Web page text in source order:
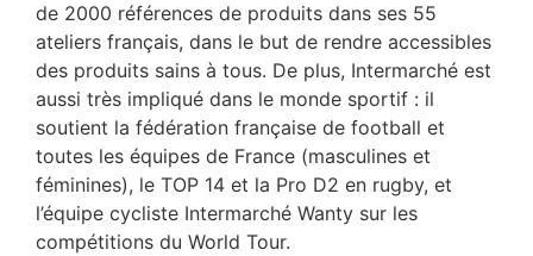
de 2000 références de produits dans ses 55
ateliers français, dans le but de rendre accessibles
des produits sains à tous. De plus, Intermarché est
aussi très impliqué dans le monde sportif : il
soutient la fédération française de football et
toutes les équipes de France (masculines et
féminines), le TOP 14 et la Pro D2 en rugby, et
l’équipe cycliste Intermarché Wanty sur les
compétitions du World Tour.